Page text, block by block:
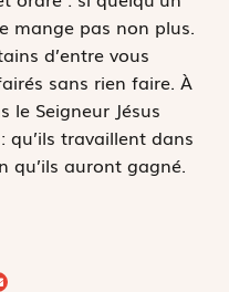
mange pas non plus.
d’entre vous
sans rien faire. À
le Seigneur Jésus
travaillent dans
qu’ils auront gagné.